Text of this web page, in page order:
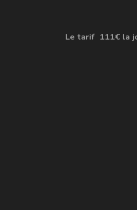
Le tarif 111€ la